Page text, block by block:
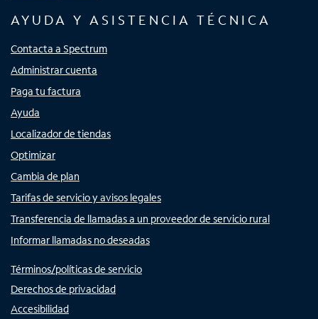
AYUDA Y ASISTENCIA TÉCNICA
Contacta a Spectrum
Administrar cuenta
Paga tu factura
Ayuda
Localizador de tiendas
Optimizar
Cambia de plan
Tarifas de servicio y avisos legales
Transferencia de llamadas a un proveedor de servicio rural
Informar llamadas no deseadas
Términos/políticas de servicio
Derechos de privacidad
Accesibilidad